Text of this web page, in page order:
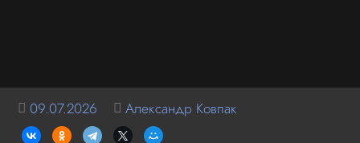
09.07.2026 Александр Ковпак